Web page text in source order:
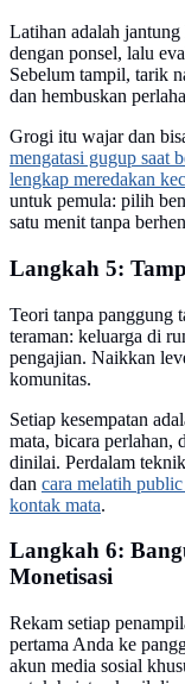
Latihan adalah
dengan ponsel, lalu
Sebelum tampil, tarik
dan hembuskan
Grogi itu wajar dan
mengatasi gugup saat
lengkap meredakan
untuk pemula: pilih
satu menit tanpa
Langkah 5:
Teori tanpa panggung
teraman: keluarga di
pengajian. Naikkan
komunitas.
Setiap kesempatan
mata, bicara perlahan,
dinilai. Perdalam
dan cara melatih
kontak mata.
Langkah 6:
Monetisasi
Rekam setiap
pertama Anda ke
akun media sosial